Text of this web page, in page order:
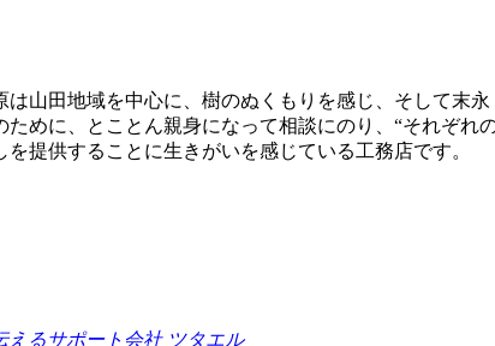
山田地域を中心に、樹のぬくもりを感じ、そして末
めに、とことん親身になって相談にのり、“それぞ
提供することに生きがいを感じている工務店です。
るサポート会社 ツタエル